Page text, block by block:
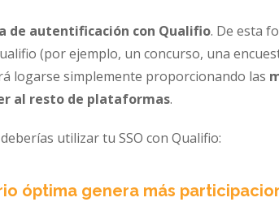
de autentificación con Qualifio. De esta
(por ejemplo, un concurso, una
logarse simplemente proporcionando las
al resto de plataformas.
utilizar tu SSO con Qualifio:
óptima genera más